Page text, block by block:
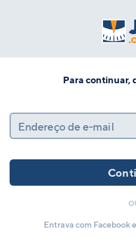
Para continuar,
Endereço de e-mail
Entrava com Facebook